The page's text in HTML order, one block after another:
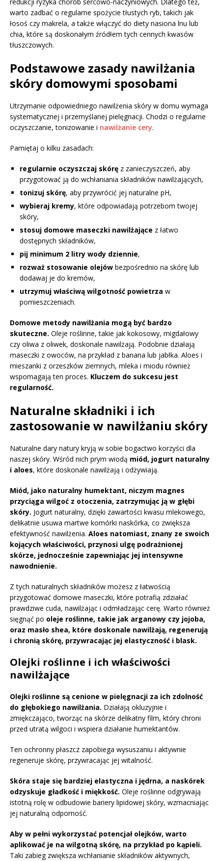
warto zadbać o regularne spożycie tłustych ryb, takich jak
łosoś czy makrela, a także włączyć do diety nasiona lnu lub
chia, które są doskonałym źródłem tych cennych kwasów
tłuszczowych.
Podstawowe zasady nawilżania
skóry domowymi sposobami
Utrzymanie odpowiedniego nawilżenia skóry w domu wymaga
systematycznej i przemyślanej pielęgnacji. Chodzi o regularne
oczyszczanie, tonizowanie i nawilżanie cery.
Pamiętaj o kilku zasadach:
regularnie oczyszczaj skórę z zanieczyszczeń, aby
przygotować ją do wchłaniania składników nawilżających,
tonizuj skórę, aby przywrócić jej naturalne pH,
wybieraj kremy, które odpowiadają potrzebom twojej
skóry,
stosuj domowe maseczki nawilżające z łatwo
dostępnych składników,
pij minimum 2 litry wody dziennie,
rozważ stosowanie olejów bezpośrednio na skórę lub
dodawaj je do kremów,
utrzymuj właściwą wilgotność powietrza w
pomieszczeniach.
Domowe metody nawilżania mogą być bardzo
skuteczne. Oleje roślinne, takie jak kokosowy, migdałowy
czy oliwa z oliwek, doskonale nawilżają. Podobnie działają
maseczki z owoców, na przykład z banana lub jabłka. Aloes i
mieszanki z orzeszków ziemnych, mleka i miodu również
wspomagają ten proces. Kluczem do sukcesu jest
regularność.
Naturalne składniki i ich
zastosowanie w nawilżaniu skóry
Naturalne dary natury kryją w sobie bogactwo korzyści dla
naszej skóry. Wśród nich prym wiodą miód, jogurt naturalny
i aloes, które doskonale nawilżają i odżywiają.
Miód, jako naturalny humektant, niczym magnes
przyciąga wilgoć z otoczenia, zatrzymując ją w głębi
skóry. Jogurt naturalny, dzięki zawartości kwasu mlekowego,
delikatnie usuwa martwe komórki naskórka, co zwiększa
efektywność nawilżenia. Aloes natomiast, znany ze swoich
kojących właściwości, przynosi ulgę podrażnionej
skórze, jednocześnie zapewniając jej intensywne
nawodnienie.
Z tych naturalnych składników możesz z łatwością
przygotować domowe maseczki, które potrafią zdziałać
prawdziwe cuda, nawilżając i odmładzając cerę. Warto również
sięgnąć po oleje roślinne, takie jak arganowy czy jojoba,
oraz masło shea, które doskonale nawilżają, regenerują
i chronią skórę, przywracając jej elastyczność i blask.
Olejki roślinne i ich właściwości
nawilżające
Olejki roślinne są cenione w pielęgnacji za ich zdolność
do głębokiego nawilżania. Działają okluzyjnie i
zmiękczająco, tworząc na skórze delikatny film, który chroni
przed utratą wilgoci i wspiera działanie humektantów.
Ten ochronny płaszcz zapobiega wysuszaniu i aktywnie
regeneruje skórę, przywracając jej witalność.
Skóra staje się bardziej elastyczna i jędrna, a naskórek
odzyskuje gładkość i miękkość. Oleje roślinne odgrywają
istotną rolę w odbudowie bariery lipidowej skóry, wzmacniając
jej naturalną odporność.
Aby w pełni wykorzystać potencjał olejków, warto
aplikować je na wilgotną skórę, na przykład po kąpieli.
Taki zabieg zwiększa wchłanianie składników aktywnych,